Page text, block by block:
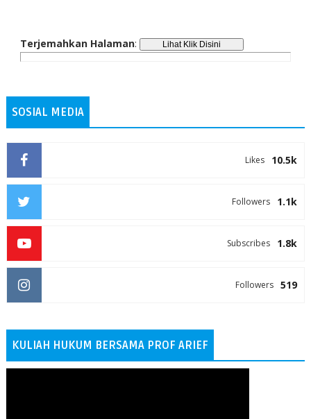
Terjemahkan Halaman:
SOSIAL MEDIA
10.5k
Likes
1.1k
Followers
1.8k
Subscribes
519
Followers
KULIAH HUKUM BERSAMA PROF ARIEF